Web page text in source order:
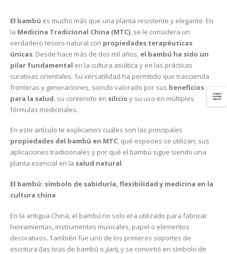
El bambú es mucho más que una planta resistente y elegante. En
la Medicina Tradicional China (MTC), se le considera un
verdadero tesoro natural con propiedades terapéuticas
únicas. Desde hace más de dos mil años, el bambú ha sido un
pilar fundamental en la cultura asiática y en las prácticas
curativas orientales. Su versatilidad ha permitido que trascienda
fronteras y generaciones, siendo valorado por sus beneficios
para la salud, su contenido en silicio y su uso en múltiples
fórmulas medicinales.
En este artículo te explicamos cuáles son las principales
propiedades del bambú en MTC, qué especies se utilizan, sus
aplicaciones tradicionales y por qué el bambú sigue siendo una
planta esencial en la salud natural.
El bambú: símbolo de sabiduría, flexibilidad y medicina en la
cultura china
En la antigua China, el bambú no solo era utilizado para fabricar
herramientas, instrumentos musicales, papel o elementos
decorativos. También fue uno de los primeros soportes de
escritura (las tiras de bambú o jian), y se convirtió en símbolo de